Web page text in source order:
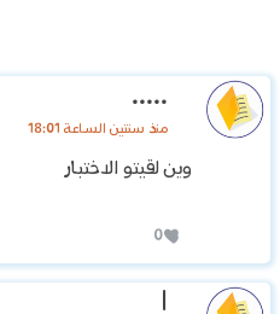
.....
منذ سنتين الساعة 18:01
وين لقيتو الاختبار
0
ا